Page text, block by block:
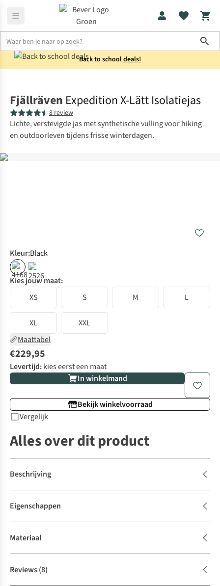
Back to schooldeals!
Fjällräven Expedition X-Lätt Isolatiejas
8 review
Lichte, verstevigde jas met synthetische vulling voor hiking
en outdoorleven tijdens frisse winterdagen.
Kleur:Black
%
Kies jouw maat:
XS
S M L
XL
XXL
Maattabel
€229,95
Levertijd:kies eerst een maat
In winkelmand
Bekijk winkelvoorraad
Vergelijk
Alles over dit product
Beschrijving
Eigenschappen
Materiaal
Reviews(8)